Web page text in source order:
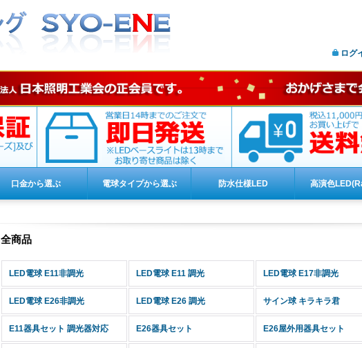
ログ
口金から選ぶ 電球タイプから選ぶ 防水仕様LED 高演色
全商品
LED電球 E11非調光 LED電球 E11 調光 LED電球 E17非調光
LED電球 E26非調光 LED電球 E26 調光 サイン球 キラキラ君
E11器具セット 調光器対応 E26器具セット E26屋外用器具セット